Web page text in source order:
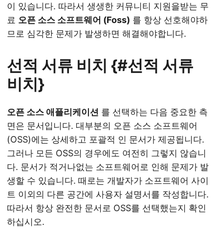
이 있습니다. 따라서 생생한 커뮤니티 지원을받는 무
료 오픈 소스 소프트웨어 (Foss) 를 항상 선호해야하
므로 심각한 문제가 발생하면 해결해야합니다.
선적 서류 비치 {#선적 서류
비치}
오픈 소스 애플리케이션 를 선택하는 다음 중요한 측
면은 문서입니다. 대부분의 오픈 소스 소프트웨어
(OSS)에는 상세하고 포괄적 인 문서가 제공됩니다.
그러나 모든 OSS의 경우에도 여전히 그렇지 않습니
다. 문서가 적거나없는 소프트웨어로 인해 문제가 발
생할 수 있습니다. 때로는 개발자가 소프트웨어 사이
트 이외의 다른 공간에 사용자 설명서를 작성합니다.
따라서 항상 완전한 문서로 OSS를 선택했는지 확인
하십시오.